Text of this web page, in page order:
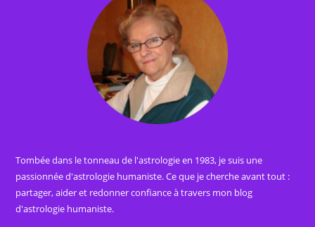
Tombée dans le tonneau de l'astrologie en 1983, je suis une
passionnée d'astrologie humaniste. Ce que je cherche avant tout :
partager, aider et redonner confiance à travers mon blog
d'astrologie humaniste.